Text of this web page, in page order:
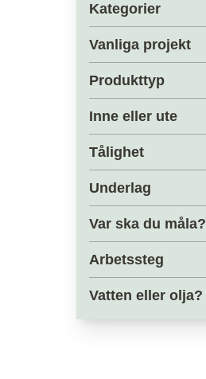
Kategorier
Vanliga projekt
Produkttyp
Inne eller ute
Tålighet
Underlag
Var ska du måla?
Arbetssteg
Vatten eller olja?